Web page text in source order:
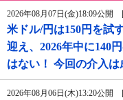
2026年08月07日(金)18:09公
米ドル/円は150円を試
迎え、2026年中に140
はない！ 今回の介入
2026年08月06日(木)13:20公